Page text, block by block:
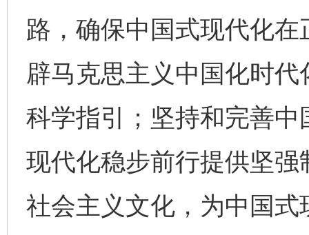
路，确保中国式现代化
辟马克思主义中国化时
科学指引；坚持和完善
现代化稳步前行提供坚
社会主义文化，为中国